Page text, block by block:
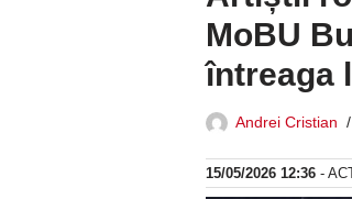
MoBU
întreaga
Andrei Cristian
15/05/2026 12:36 -